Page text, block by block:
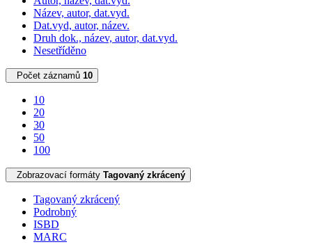
Název, autor, dat.vyd.
Dat.vyd, autor, název.
Druh dok., název, autor, dat.vyd.
Nesetříděno
Počet záznamů 10
10
20
30
50
100
Zobrazovací formáty Tagovaný zkrácený
Tagovaný zkrácený
Podrobný
ISBD
MARC